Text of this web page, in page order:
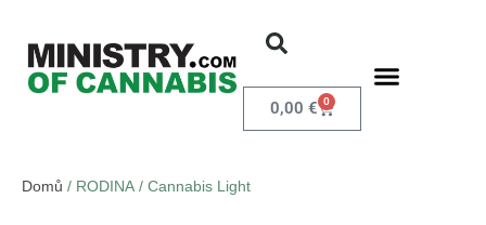
0,00 € 0
Domů / RODINA / Cannabis Light